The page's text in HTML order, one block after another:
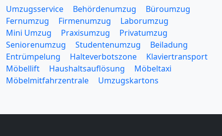
Umzugsservice Behördenumzug
Büroumzug
Fernumzug
Firmenumzug
Laborumzug
Mini Umzug
Praxisumzug
Privatumzug
Seniorenumzug
Studentenumzug
Beiladung
Entrümpelung
Halteverbotszone
Klaviertransport
Möbellift
Haushaltsauflösung
Möbeltaxi
Möbelmitfahrzentrale
Umzugskartons